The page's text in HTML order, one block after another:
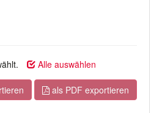
Alle auswählen
als PDF exportieren